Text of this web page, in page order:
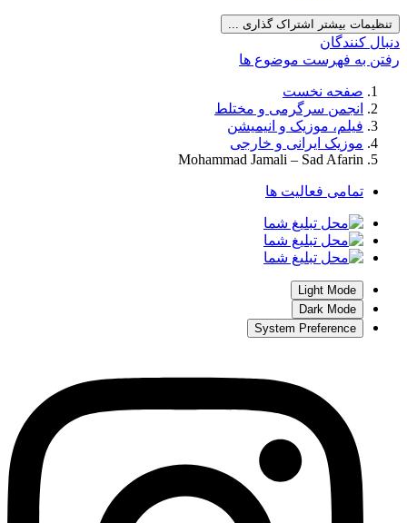
تنظیمات بیشتر اشتراک گذاری ...
دنبال کنندگان
رفتن به فهرست موضوع ها
صفحه نخست
انجمن سرگرمی و مختلط
فیلم، موزیک و انیمیشن
موزیک ایرانی و خارجی
Mohammad Jamali – Sad Afarin
تمامی فعالیت ها
Light Mode
Dark Mode
System Preference